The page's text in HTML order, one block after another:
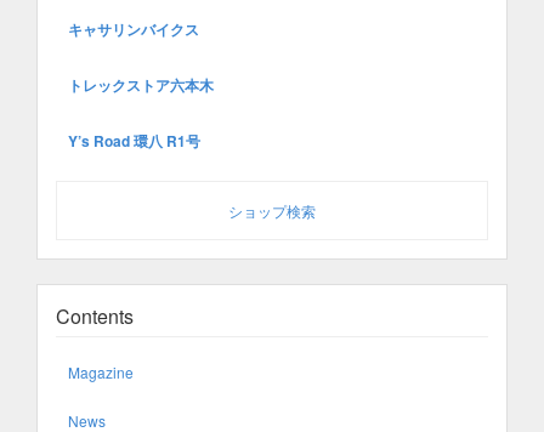
キャサリンバイクス
トレックストア六本木
Y’s Road 環八 R1号
ショップ検索
Contents
Magazine
News